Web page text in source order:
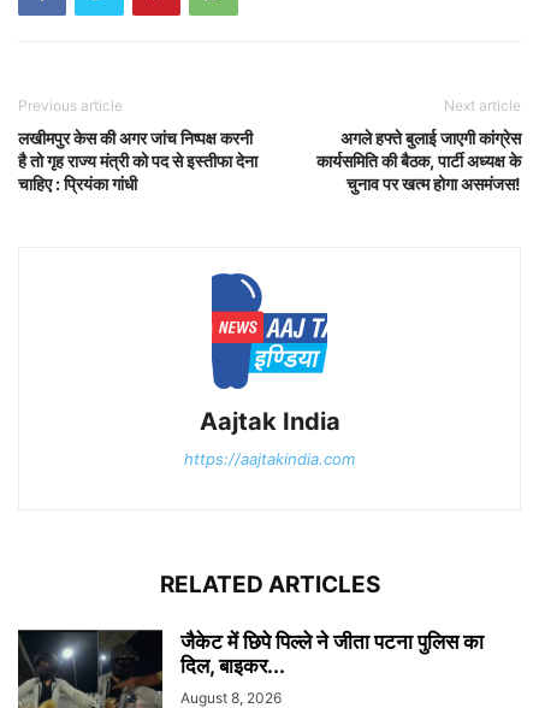
Previous article
लखीमपुर केस की अगर जांच निष्पक्ष करनी
है तो गृह राज्य मंत्री को पद से इस्तीफा देना
चाहिए : प्रियंका गांधी
Next article
अगले हफ्ते बुलाई जाएगी कांग्रेस
कार्यसमिति की बैठक, पार्टी अध्यक्ष के
चुनाव पर खत्म होगा असमंजस!
Aajtak India
https://aajtakindia.com
RELATED ARTICLES
जैकेट में छिपे पिल्ले ने जीता पटना पुलिस का
दिल, बाइकर...
August 8, 2026